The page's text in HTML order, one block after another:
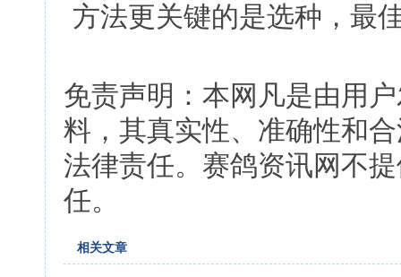
方法更关键的是选种，最
免责声明：本网凡是由用
料，其真实性、准确性和
法律责任。赛鸽资讯网不
任。
相关文章